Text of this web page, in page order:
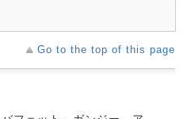
Go to the top of this page